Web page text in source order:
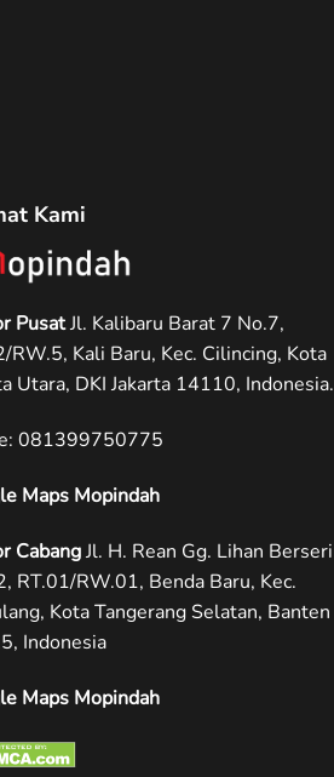
Kami
PusatJl. Kalibaru Barat 7 No.7,
RW.5, Kali Baru, Kec. Cilincing, Kota
Utara, DKI Jakarta 14110, Indonesia.
‪081399750775
Maps Mopindah
CabangJl. H. Rean Gg. Lihan Berseri
RT.01/RW.01, Benda Baru, Kec.
Kota Tangerang Selatan, Banten
Indonesia
Maps Mopindah